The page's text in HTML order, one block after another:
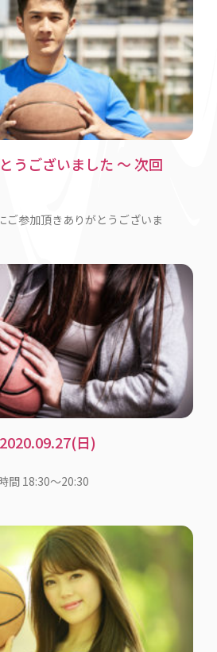
うございました 〜 次回
ご参加頂きありがとうございま
日)
間 18:30〜20:30